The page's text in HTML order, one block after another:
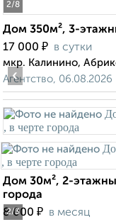
2/8
Дом 350м², 3-
17 000 ₽ в сутки
мкр. Калинино,
Агентство, 06.08.2026
2/3
‹
Дом 30м², 2-
города
8 000 ₽ в месяц